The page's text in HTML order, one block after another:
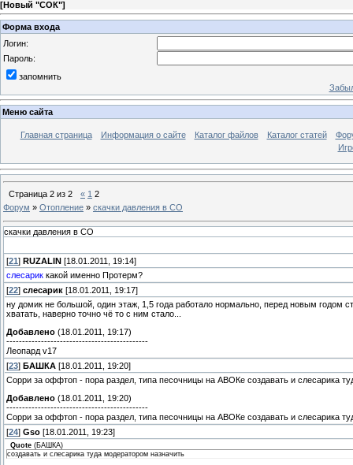
[Новый "СОК"]
Форма входа
Логин:
Пароль:
запомнить
Меню сайта
Главная страница Информация о сайте Каталог файлов Каталог статей
Страница 2 из 2 « 1 2
Форум » Отопление » скачки давления в СО
скачки давления в СО
[21 ] RUZALIN [18.01.2011, 19:14]
слесарик какой именно Протерм?
[22] слесарик [18.01.2011, 19:17]
ну домик не большой, один этаж, 1,5 года работало нормально, перед новым годом
хватать, наверно точно чё то с ним стало...
Добавлено (18.01.2011, 19:17)
---------------------------------------------
Леопард v17
[23] БАШКА [18.01.2011, 19:20]
Сорри за оффтоп - пора раздел, типа песочницы на АВОКе создавать и слесарика
Добавлено (18.01.2011, 19:20)
---------------------------------------------
Сорри за оффтоп - пора раздел, типа песочницы на АВОКе создавать и слесарика
[24] Gso [18.01.2011, 19:23]
Quote (БАШКА)
создавать и слесарика туда модератором назначить